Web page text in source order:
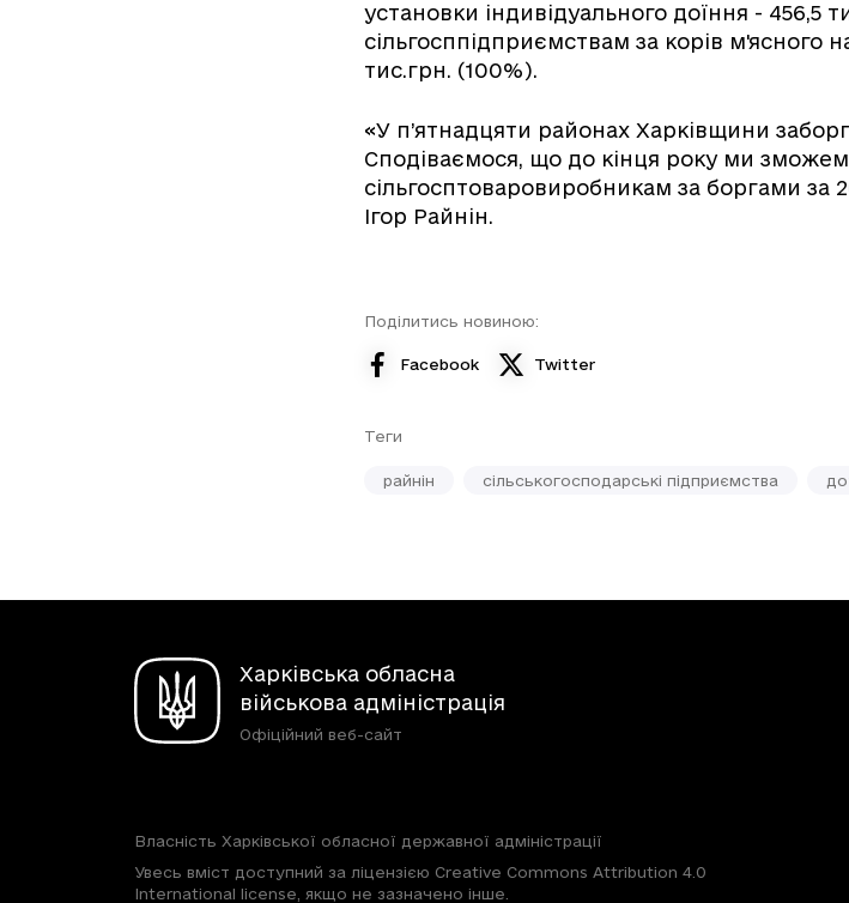
установки індивідуального доїння - 456,5
сільгосппідприємствам за корів м'ясного
тис.грн. (100%).
«У п’ятнадцяти районах Харківщини
Сподіваємося, що до кінця року ми
сільгосптоваровиробникам за боргами за
Ігор Райнін.
Поділитись новиною:
Facebook Twitter
Теги
райнін сільськогосподарські підприємства
Харківська обласна
військова адміністрація
Офіційний веб-сайт
Власність Харківської обласної державної адміністрації
Увесь вміст доступний за ліцензією Creative Commons Attribution 4.0
International license, якщо не зазначено інше.